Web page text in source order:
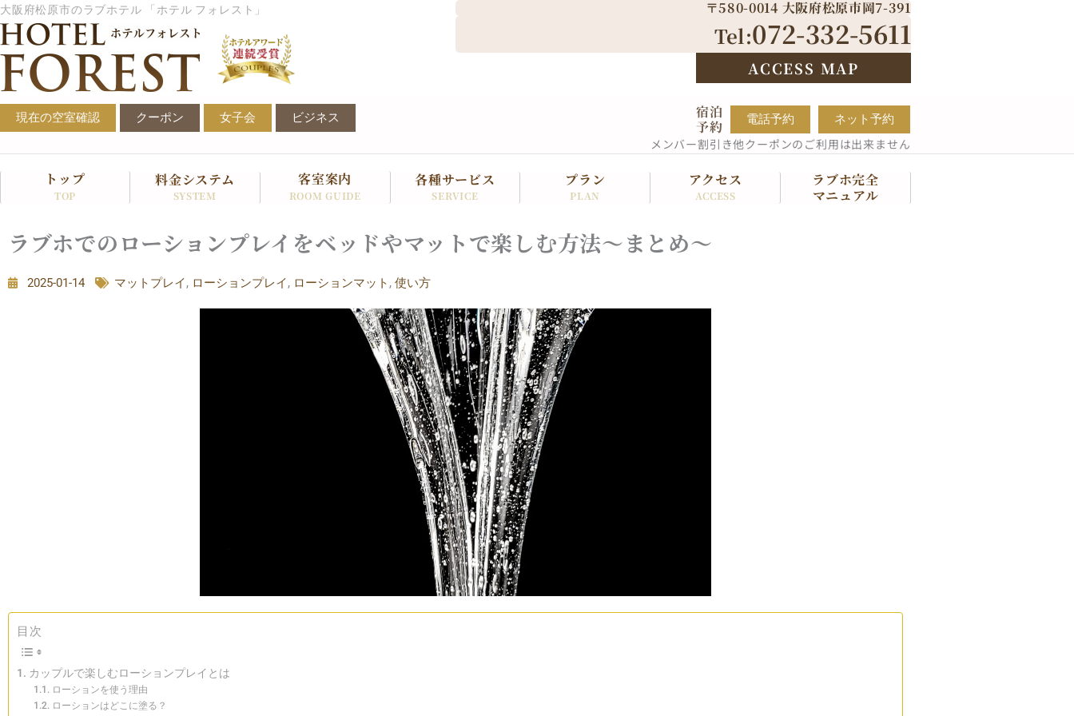
内
容
を
キ
ッ
大阪府松原市のラブホテル 「ホテル フォレスト」 〒580-0014 大阪府松原市岡7-391
Tel:072-332-5611
ACCESS MAP
現在の空室確認 クーポン 女子会 ビジネス
宿泊
予約
電話予約 ネット予約
メンバー割引き他クーポンのご利用は出来ません
トップ
TOP
料金システム
SYSTEM
客室案内
ROOM GUIDE
各種サービス
SERVICE
プラン
PLAN
アクセス
ACCESS
ラブホ完全
マニュアル
ラブホでのローションプレイをベッドやマットで楽しむ方法～まとめ～
2025-01-14 マットプレイ, ローションプレイ, ローションマット , 使い方
目次
カップルで楽しむローションプレイとは
ローションを使う理由
ローションはどこに塗る？